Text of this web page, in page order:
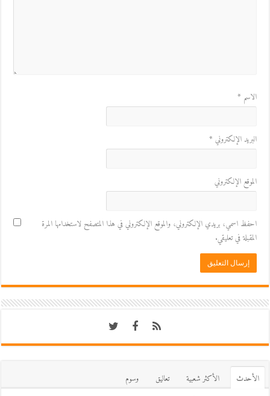
الاسم *
البريد الإلكتروني *
الموقع الإلكتروني
احفظ اسمي، بريدي الإلكتروني، والموقع الإلكتروني في هذا المتصفح لاستخدامها المرة
المقبلة في تعليقي.
اﻷحدث اﻷكثر شعبية تعاليق
وسوم